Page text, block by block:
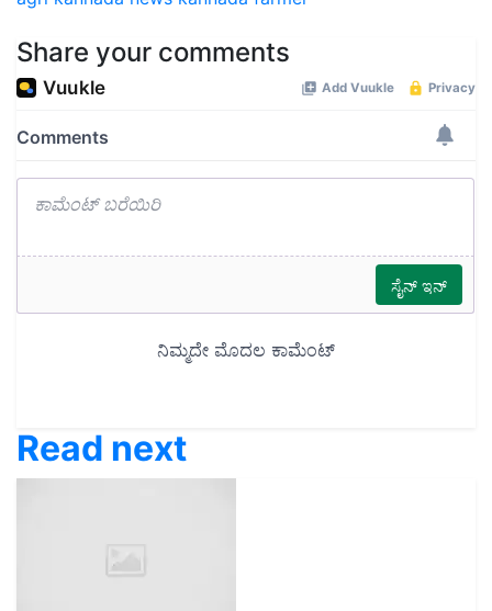
Share your comments
Read next